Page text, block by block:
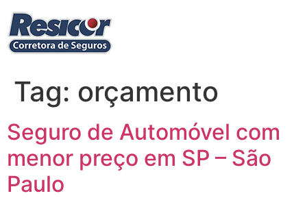
para
conteúdo
Tag: orçamento
Seguro de Automóvel com
menor preço em SP – São
Paulo